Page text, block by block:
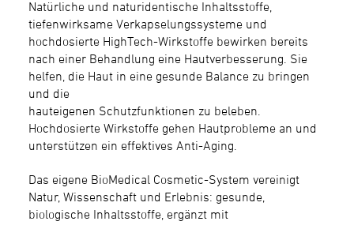
Natürliche und naturidentische Inhaltsstoffe,
tiefenwirksame Verkapselungssysteme und
hochdosierte HighTech-Wirkstoffe bewirken bereits
nach einer Behandlung eine Hautverbesserung. Sie
helfen, die Haut in eine gesunde Balance zu bringen
und die
hauteigenen Schutzfunktionen zu beleben.
Hochdosierte Wirkstoffe gehen Hautprobleme an und
unterstützen ein effektives Anti-Aging.
Das eigene BioMedical Cosmetic-System vereinigt
Natur, Wissenschaft und Erlebnis: gesunde,
biologische Inhaltsstoffe, ergänzt mit